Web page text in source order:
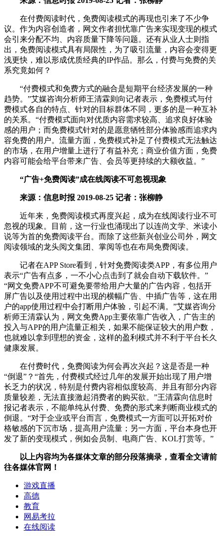
在付费阅读时代，免费阅读模式的再现也引来了不少争
议。作为内容创造者，网文作者担忧靠广告来实现变现的模式
会引来分配不均、内容质量下降等问题。还有从业人士则指
出，免费阅读模式具有局限性，为了吸引流量，内容会变得更
浅更快，难以形成优质经典的IP作品。那么，付费与免费的关
系究竟如何？
“付费模式和免费方式的融合是短期平台经济发展的一种
趋势。”艾媒咨询分析师王清霖则向记者表示，免费模式与付
费模式各自的特点、针对的目标群体不同，更多的是一种互补
的关系。“付费模式面向对优质内容需求较高、追求良好体验
感的用户；而免费模式针对的是愿意牺牲部分体验感而追求内
容免费的用户。流量方面，免费模式补足了付费模式无法触达
的市场，在用户增量上进行了有益补充；商业价值方面，免费
内容可能会给平台带来广告、会员等更持续的大额收益。”
“广告+免费阅读”成在线阅读不可忽视现象
来源：信息时报 2019-08-25 记者：张柳静
近年来，免费阅读模式再度兴起，成为在线阅读行业不可
忽视的现象。目前，这一行业也涌现出了以连尚文学、米读小
说等为首的免费阅读平台。而除了这些新兴创业公司外，网文
阅读领域的龙头阅文集团、掌阅等也在布局免费阅读。
记者在APP Store看到，针对免费阅读类APP，有多位用户
表示“广告有点多，一不小心点击到了就会自动下载软件。”
“网文免费APP不可避免要带给用户大量的广告内容，包括开
屏广告以及使用过程中出现的横幅广告、中插广告等，这在用
户的app使用过程中会打断用户体验，引起不满。”艾媒咨询分
析师王清霖认为，网文免费App主要依靠广告收入，广告主的
投入与APP的用户流量正相关，如果不能保证较大的用户数，
也就难以拿到理想的资金，这样的盈利模式并不利于平台长久
健康发展。
在付费时代，免费阅读为何会再次兴起？这是否是一种
“倒退”？“首先，付费模式经过几年的发展开始出现了用户增
长乏力的状况，特别是付费内容相似度较高、并且有部分内容
质量较差，无法直接激起消费者的购买欲。”王清霖向信息时
报记者表示，不能单纯从付费、免费的形式来判断商业模式的
倒退。“对于企业或平台而言，免费模式一方面可以开拓对价
格敏感的下沉市场，提高用户流量；另一方面，平台本身也开
发了新的变现模式，例如会员制、电商广告、KOL打赏等。”
以上内容均为各媒体文章的部分段落摘录，查看全文请前
往各媒体官网！
游戏直播
高德
教育
网易考拉
在线阅读